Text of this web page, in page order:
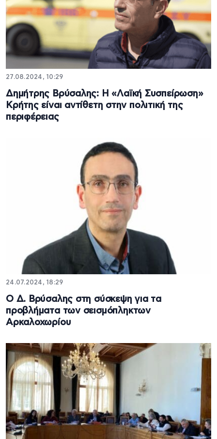
27.08.2024, 10:29
Δημήτρης Βρύσαλης: Η «Λαϊκή Συσπείρωση»
Κρήτης είναι αντίθετη στην πολιτική της
περιφέρειας
24.07.2024, 18:29
Ο Δ. Βρύσαλης στη σύσκεψη για τα
προβλήματα των σεισμόπληκτων
Αρκαλοχωρίου